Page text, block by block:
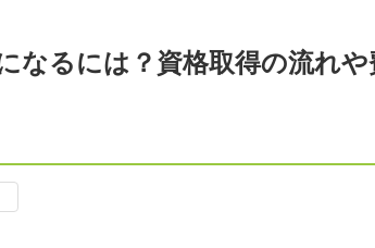
なるには？資格取得の流れや